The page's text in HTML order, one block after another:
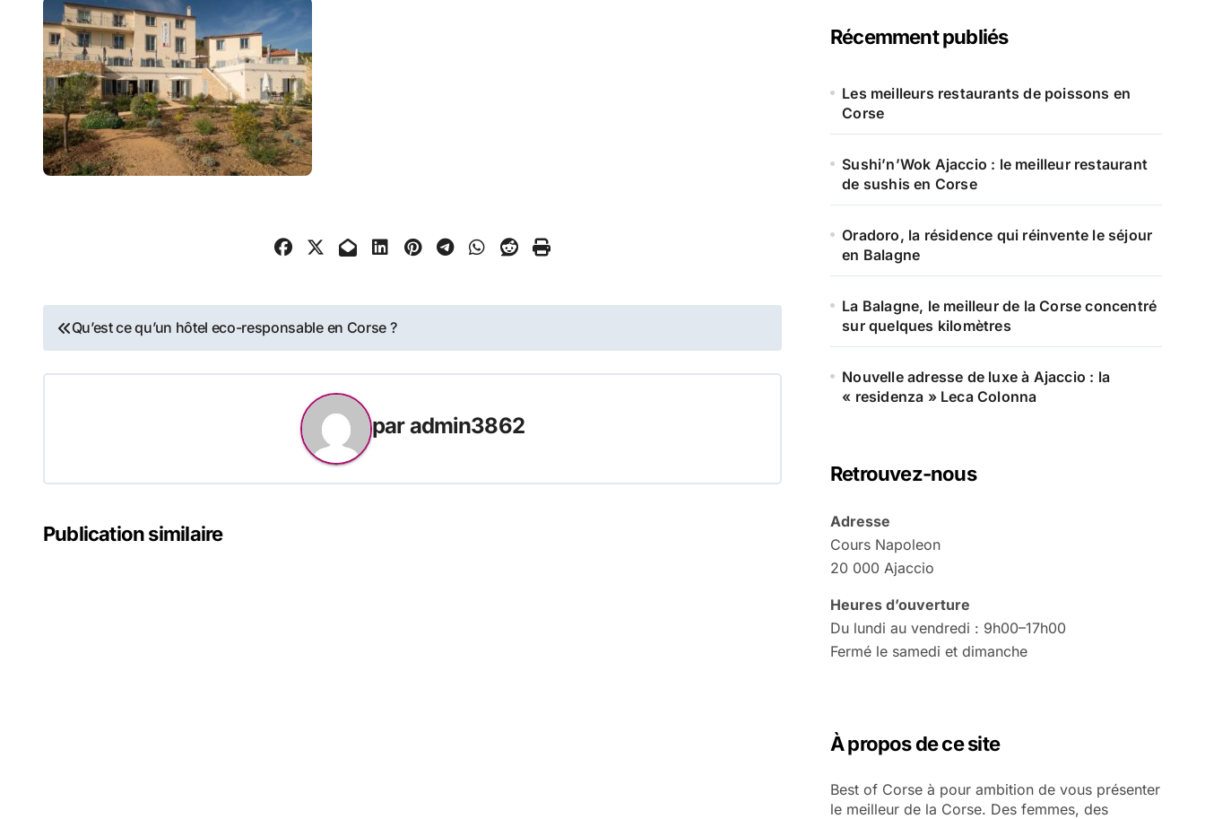
Navigation
de
Qu’est ce qu’un hôtel eco-responsable en Corse ?
paradmin3862
Publication similaire
r
c
e
Récemment publiés
Les meilleurs restaurants de poissons en
Corse
Sushi’n’Wok Ajaccio : le meilleur restaurant
de sushis en Corse
Oradoro, la résidence qui réinvente le séjour
en Balagne
La Balagne, le meilleur de la Corse concentré
sur quelques kilomètres
Nouvelle adresse de luxe à Ajaccio : la
« residenza » Leca Colonna
Retrouvez-nous
Adresse
Cours Napoleon
20 000 Ajaccio
Heures d’ouverture
Du lundi au vendredi : 9h00–17h00
Fermé le samedi et dimanche
À propos de ce site
Best of Corse à pour ambition de vous présenter
le meilleur de la Corse. Des femmes, des